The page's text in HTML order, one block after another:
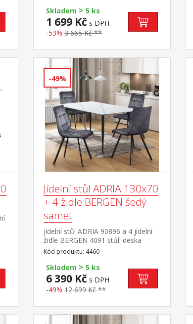
Skladem > 5 ks
1 699 Kč s DPH
-53% 3 665 Kč **
-49%
Jídelní stůl ADRIA 130x70
+ 4 židle BERGEN šedý
samet
jídelní stůl ADRIA 90896 a 4 jídelní
židle BERGEN 4091 stůl: deska
keramika, barevné provedení
imitace mramoru kovová
konstrukce, barevné provedení
černá židle: sametový potah,
barevné provedení šedá kovová
konstrukce, barevné provedení
75 cm rozměr židle (š/h/v) 45 × 53 ×
Kód produktu: 4460
Skladem > 5 ks
6 390 Kč s DPH
-49% 12 699 Kč **